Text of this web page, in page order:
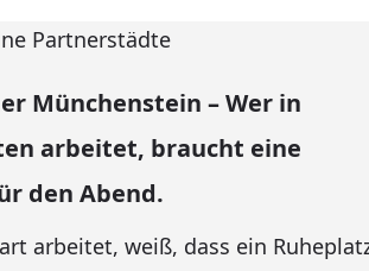
Partnerstädte
Münchenstein – Wer in
arbeitet, braucht eine
den Abend.
arbeitet, weiß, dass ein